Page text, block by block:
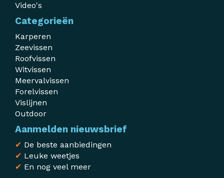
Video's
Categorieën
Karperen
Zeevissen
Roofvissen
Witvissen
Meervalvissen
Forelvissen
Vislijnen
Outdoor
Aanmelden nieuwsbrief
✔ De beste aanbiedingen
✔ Leuke weetjes
✔ En nog veel meer